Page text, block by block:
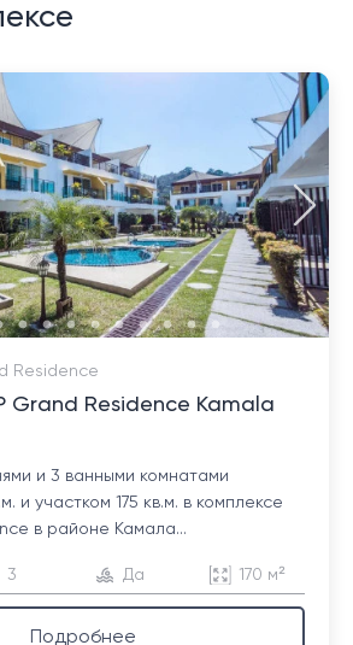
Residence
Grand Residence Kamala
и 3 ванными комнатами
и участком 175 кв.м. в комплексе
в районе Камала...
3 Да 170 м²
Подробнее